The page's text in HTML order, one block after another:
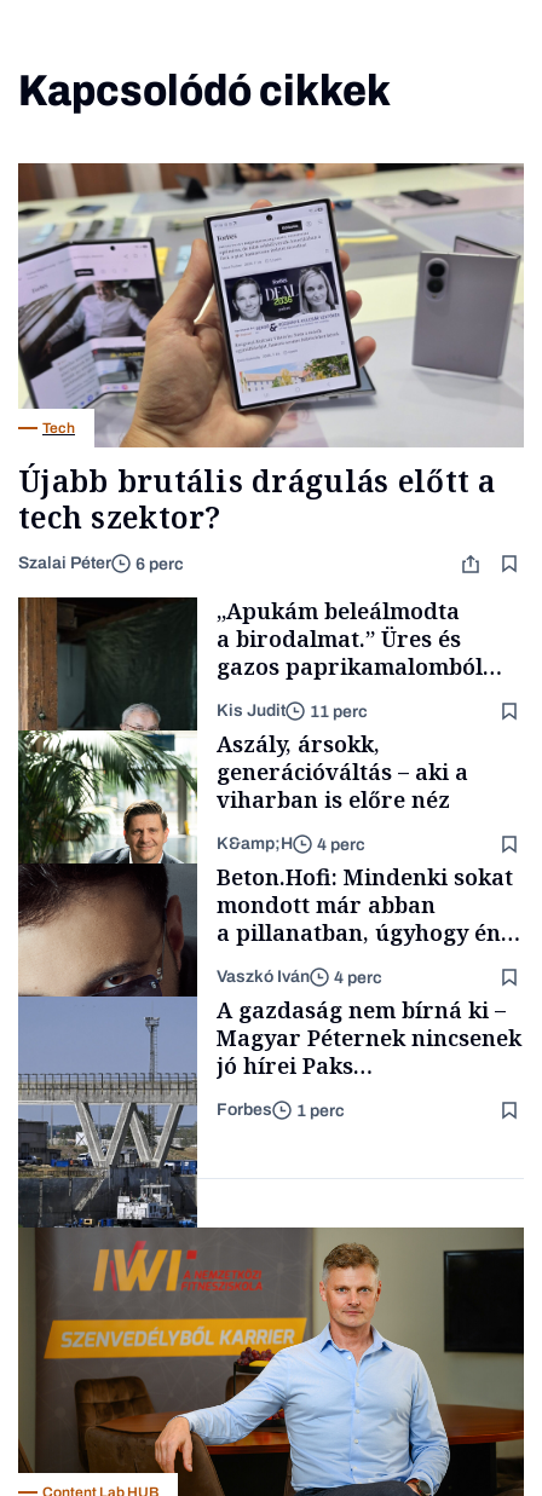
Kapcsolódó cikkek
Tech
Újabb brutális drágulás előtt a
tech szektor?
Szalai Péter 6 perc
Családi
vállalkozások
„Apukám beleálmodta
a birodalmat.” Üres és
gazos paprikamalomból
lett az igazi családi
fűszersztori
Kis Judit 11 perc
TÁMOGATÓI
Aszály, ársokk,
generációváltás – aki a
viharban is előre néz
K&amp;H 4 perc
Forbes-sztori
Beton.Hofi: Mindenki sokat
mondott már abban
a pillanatban, úgyhogy én
a legsarkosabb
gondolataimat akartam
kimondani
Vaszkó Iván 4 perc
A gazdaság nem bírná ki –
Magyar Péternek nincsenek
jó hírei Paks
újraindításáról
Forbes 1 perc
Content Lab HUB